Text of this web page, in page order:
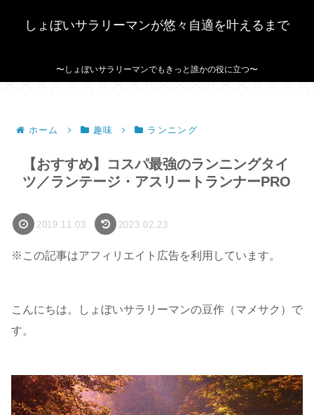
しょぼいサラリーマンが悠々自適を叶えるまで
〜しょぼいサラリーマンでもきっと誰かの役に立つ〜
ホーム 趣味 ランニング
【おすすめ】コスパ最強のランニングタイ
ツ／ランテージ・アスリートランナーPRO
2019.11.03 2023.02.23
※この記事はアフィリエイト広告を利用しています。
こんにちは。しょぼいサラリーマンの豆作（マメサク）で
す。